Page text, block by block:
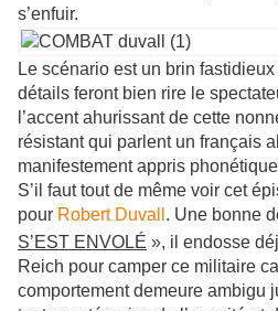
s’enfuir.
Le scénario est un brin
détails feront bien rire le
l’accent ahurissant de cette
résistant qui parlent un français
manifestement appris
S’il faut tout de même voir cet
pour Robert Duvall . Une bonne
S’EST ENVOLÉ », il endosse
Reich pour camper ce militaire
comportement demeure ambigu